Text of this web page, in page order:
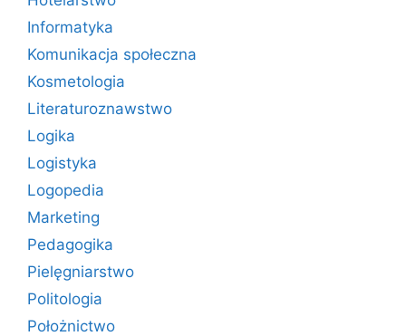
Informatyka
Komunikacja społeczna
Kosmetologia
Literaturoznawstwo
Logika
Logistyka
Logopedia
Marketing
Pedagogika
Pielęgniarstwo
Politologia
Położnictwo